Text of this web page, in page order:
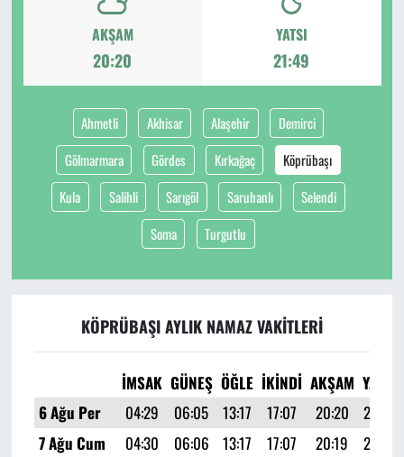
AKŞAM
20:20
YATSI
21:49
Ahmetli Akhisar Alaşehir
Demirci
Gölmarmara
Gördes Kırkağaç
Köprübaşı
Kula
Salihli Sarıgöl Saruhanlı
Selendi
Soma
Turgutlu
KÖPRÜBAŞI AYLIK NAMAZ VAKITLERI
İMSAK GÜNEŞ ÖĞLE İKINDI AKŞAM YATSI
6 Ağu Per
04:29 06:05 13:17 17:07 20:20
21:49
7 Ağu Cum
04:30 06:06 13:17 17:07 20:19
21:48